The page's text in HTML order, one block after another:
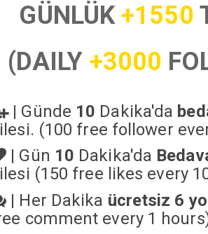
GÜNLÜK+1550
(DAILY +3000
| Günde 10 Dakika'da
(100 free follower
| Gün 10 Dakika'da
(150 free likes every
| Her Dakika ücretsiz 6
comment every 1